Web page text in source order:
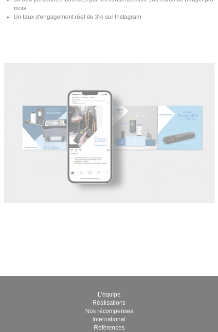
mois
Un taux d'engagement réel de 3% sur Instagram.
L’équipe
Réalisations
Nos récompenses
International
Références